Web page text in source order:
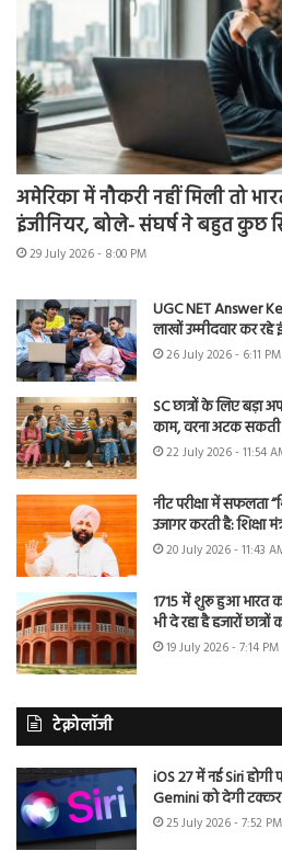
अमेरिका में नौकरी नहीं मिली तो
इंजीनियर, बोले- संघर्ष ने बहुत कुछ
29 July 2026 - 8:00 PM
UGC NET Answer
लाखों उम्मीदवार कर रहे
26 July 2026 - 6:11 PM
SC छात्रों के लिए
काम, वरना अटक
22 July 2026 - 11:54
नीट परीक्षा में सफलता
उजागर करती है: शिक्षा
20 July 2026 - 11:43
1715 में शुरू हुआ भारत
भी दे रहा है हजारों छात्रों
19 July 2026 - 7:14 PM
टेक्नोलॉजी
iOS 27 में नई Siri होगी
Gemini को देगी टक्कर
25 July 2026 - 7:52 PM